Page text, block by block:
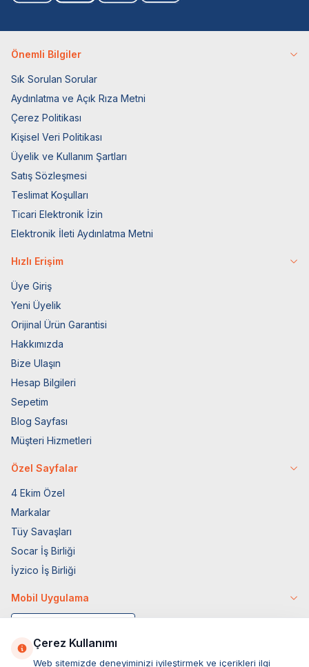
Önemli Bilgiler
Sık Sorulan Sorular
Aydınlatma ve Açık Rıza Metni
Çerez Politikası
Kişisel Veri Politikası
Üyelik ve Kullanım Şartları
Satış Sözleşmesi
Teslimat Koşulları
Ticari Elektronik İzin
Elektronik İleti Aydınlatma Metni
Hızlı Erişim
Üye Giriş
Yeni Üyelik
Orijinal Ürün Garantisi
Hakkımızda
Bize Ulaşın
Hesap Bilgileri
Sepetim
Blog Sayfası
Müşteri Hizmetleri
Özel Sayfalar
4 Ekim Özel
Markalar
Tüy Savaşları
Socar İş Birliği
İyzico İş Birliği
Mobil Uygulama
Çerez Kullanımı
Web sitemizde deneyiminizi iyileştirmek ve içerikleri ilgi